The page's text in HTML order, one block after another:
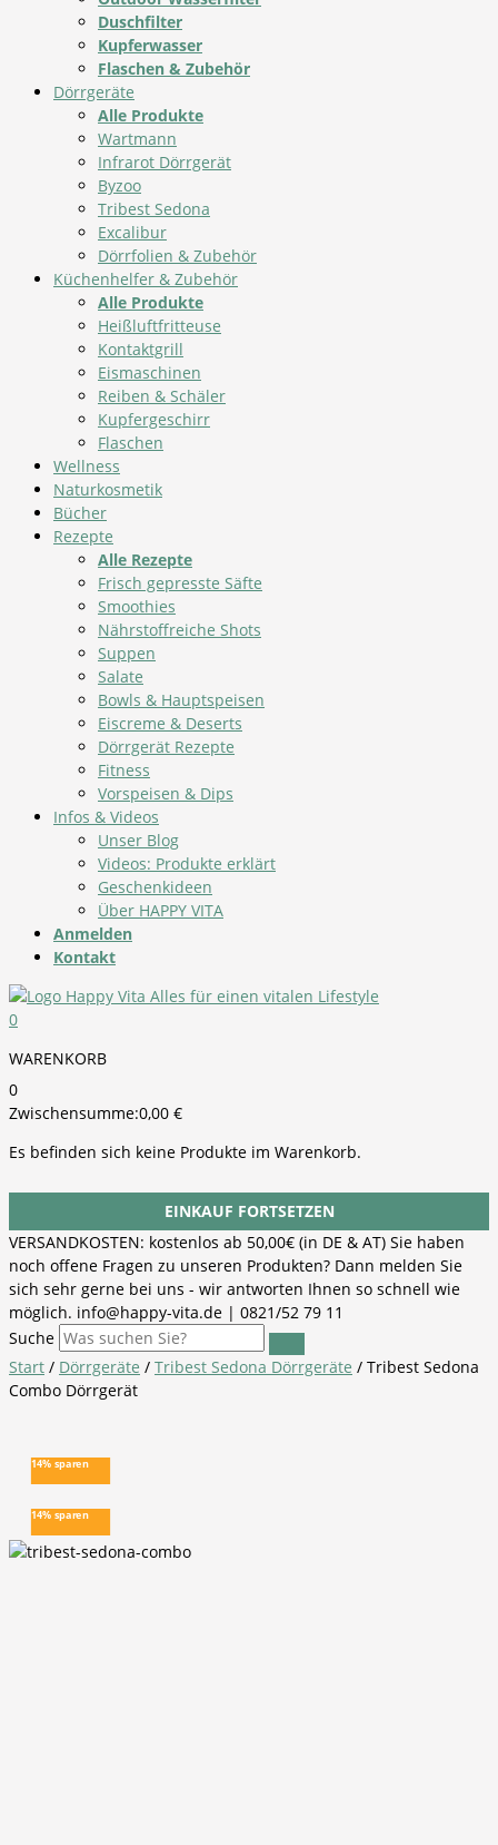
Duschfilter
Kupferwasser
Flaschen & Zubehör
Dörrgeräte
Alle Produkte
Wartmann
Infrarot Dörrgerät
Byzoo
Tribest Sedona
Excalibur
Dörrfolien & Zubehör
Küchenhelfer & Zubehör
Alle Produkte
Heißluftfritteuse
Kontaktgrill
Eismaschinen
Reiben & Schäler
Kupfergeschirr
Flaschen
Wellness
Naturkosmetik
Bücher
Rezepte
Alle Rezepte
Frisch gepresste Säfte
Smoothies
Nährstoffreiche Shots
Suppen
Salate
Bowls & Hauptspeisen
Eiscreme & Deserts
Dörrgerät Rezepte
Fitness
Vorspeisen & Dips
Infos & Videos
Unser Blog
Videos: Produkte erklärt
Geschenkideen
Über HAPPY VITA
Anmelden
Kontakt
0
WARENKORB
0
Zwischensumme:0,00 €
Es befinden sich keine Produkte im Warenkorb.
EINKAUF FORTSETZEN
VERSANDKOSTEN: kostenlos ab 50,00€ (in DE & AT) Sie haben
noch offene Fragen zu unseren Produkten? Dann melden Sie
sich sehr gerne bei uns - wir antworten Ihnen so schnell wie
möglich. info@happy-vita.de | 0821/52 79 11
Suche
Start / Dörrgeräte / Tribest Sedona Dörrgeräte / Tribest Sedona
Combo Dörrgerät
14% sparen
14% sparen